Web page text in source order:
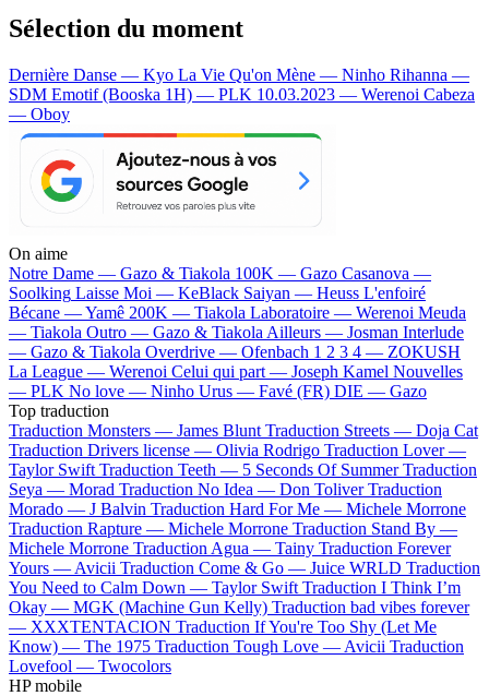
Sélection du moment
Dernière Danse — Kyo La Vie Qu'on Mène — Ninho Rihanna —
SDM Emotif (Booska 1H) — PLK 10.03.2023 — Werenoi Cabeza
— Oboy
On aime
Notre Dame — Gazo & Tiakola 100K — Gazo Casanova —
Soolking Laisse Moi — KeBlack Saiyan — Heuss L'enfoiré
Bécane —Yamê 200K — Tiakola Laboratoire — Werenoi Meuda
— Tiakola Outro — Gazo & Tiakola Ailleurs — Josman Interlude
— Gazo & Tiakola Overdrive — Ofenbach 1 2 3 4 — ZOKUSH
La League — Werenoi Celui qui part — Joseph Kamel Nouvelles
— PLK No love — Ninho Urus — Favé (FR) DIE — Gazo
Top traduction
Traduction Monsters — James Blunt Traduction Streets — Doja Cat
Traduction Drivers license — Olivia Rodrigo Traduction Lover —
Taylor Swift Traduction Teeth — 5 Seconds Of Summer Traduction
Seya — Morad Traduction No Idea — Don Toliver Traduction
Morado — J Balvin Traduction Hard For Me — Michele Morrone
Traduction Rapture — Michele Morrone Traduction Stand By —
Michele Morrone Traduction Agua — Tainy Traduction Forever
Yours — Avicii Traduction Come & Go — Juice WRLD Traduction
You Need to Calm Down — Taylor Swift Traduction I Think I’m
Okay — MGK (Machine Gun Kelly) Traduction bad vibes forever
— XXXTENTACION Traduction If You're Too Shy (Let Me
Know) — The 1975 Traduction Tough Love — Avicii Traduction
Lovefool — Twocolors
HP mobile